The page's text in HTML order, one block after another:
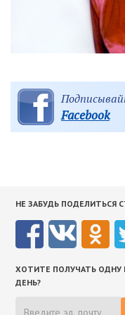
Facebook
НЕ ЗАБУДЬ ПОДЕЛИТЬСЯ
ХОТИТЕ ПОЛУЧАТЬ ОДНУ
ДЕНЬ?